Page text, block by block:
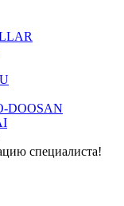
DOOSAN
специалиста!